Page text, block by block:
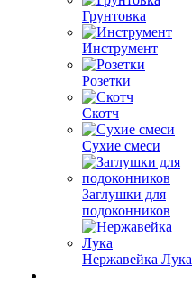
Грунтовка
Инструмент
Розетки
Скотч
Сухие смеси
Заглушки для
подоконников
Нержавейка Лука